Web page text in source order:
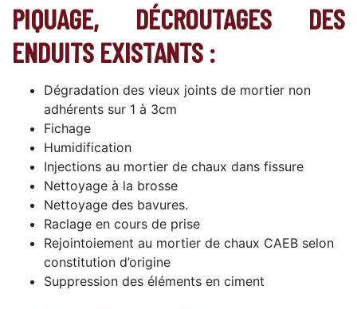
PIQUAGE, DÉCROUTAGES DES
ENDUITS EXISTANTS :
Dégradation des vieux joints de mortier non
adhérents sur 1 à 3cm
Fichage
Humidification
Injections au mortier de chaux dans fissure
Nettoyage à la brosse
Nettoyage des bavures.
Raclage en cours de prise
Rejointoiement au mortier de chaux CAEB selon
constitution d’origine
Suppression des éléments en ciment